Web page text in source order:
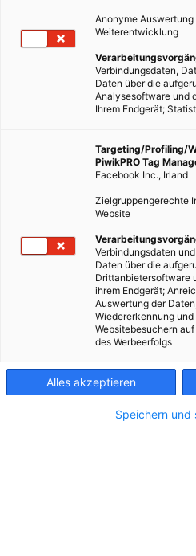
Anonyme
Weiterentwicklung
Verbindungsdaten,
Daten über die
Analysesoftware und
Ihrem Endgerät;
Targeting/Profiling/
PiwikPRO Tag
Facebook Inc., Irland
Zielgruppengerechte
Website
Verbindungsdaten
Daten über die
Drittanbietersoftware
ihrem Endgerät;
Auswertung der
Wiedererkennung
Websitebesuchern
des Werbeerfolgs
Alles akzeptieren
Speichern und